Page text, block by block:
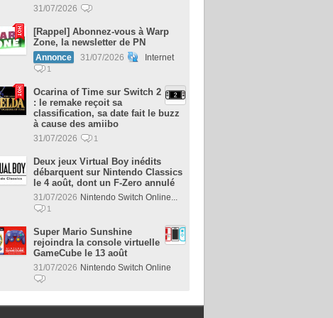
31/07/2026
[Rappel] Abonnez-vous à Warp
Zone, la newsletter de PN
Annonce 31/07/2026 Internet
1
Ocarina of Time sur Switch 2
: le remake reçoit sa
classification, sa date fait le buzz
à cause des amiibo
31/07/2026 1
Deux jeux Virtual Boy inédits
débarquent sur Nintendo Classics
le 4 août, dont un F-Zero annulé
31/07/2026 Nintendo Switch Online...
1
Super Mario Sunshine
rejoindra la console virtuelle
GameCube le 13 août
31/07/2026 Nintendo Switch Online